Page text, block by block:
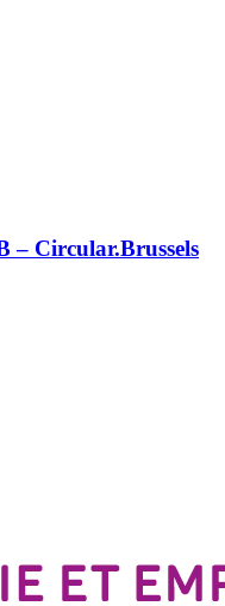
– Circular.Brussels